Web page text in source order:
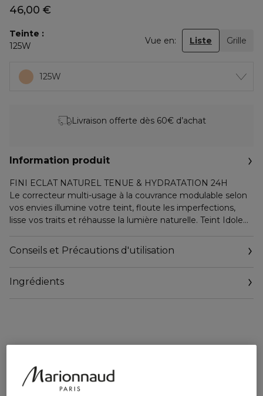
46,00 €
Teinte
125W
Vue en: Liste Grille
125W
Livraison offerte dès 60€ d’achat
Information produit
FINI ECLAT NATUREL TENUE & HYDRATATION 24H
Le correcteur multi-usage à la couvrance modulable selon
vos envies illumine votre teint, floute les imperfections,
lisse vos traits et réhausse la lumière naturelle. Teint Idole
teint au fini lumineux à l’effet flouté, qui reste frais toute la
journée. Pour une routine Glow parfaite, un teint lumineux
Teint Idôle Ultra Wear Care & Glow.
action anti-âge et de l’extrait de Yuzu pour repulper.
Ce que les femmes en pensent* : 88% trouvent le produit
léger sur la peau 85% assurent une tenue confortable 24H
84% qualifient le résultat maquillage de naturel 84%
Conseils et Précautions d'utilisation
Ingrédients